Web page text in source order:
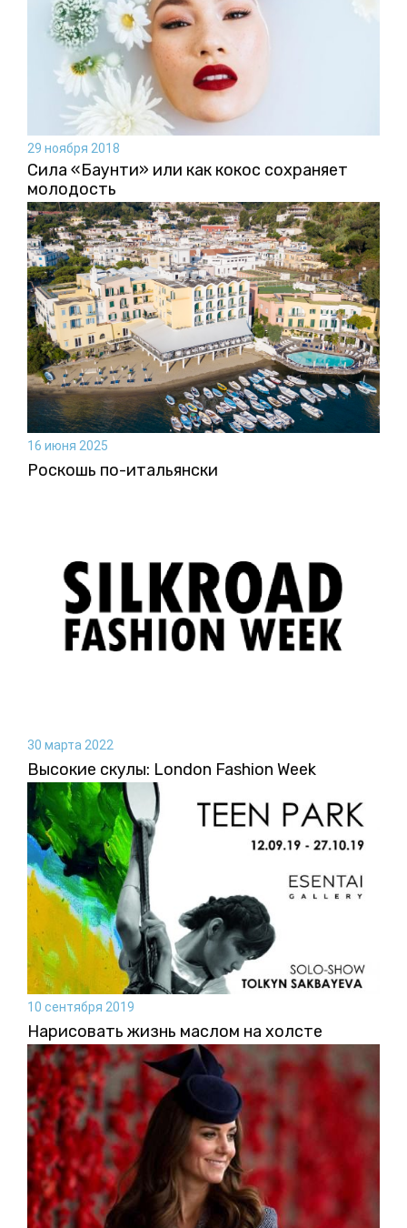
29 ноября 2018
Сила «Баунти» или как кокос сохраняет
молодость
16 июня 2025
Роскошь по-итальянски
30 марта 2022
Высокие скулы: London Fashion Week
10 сентября 2019
Нарисовать жизнь маслом на холсте